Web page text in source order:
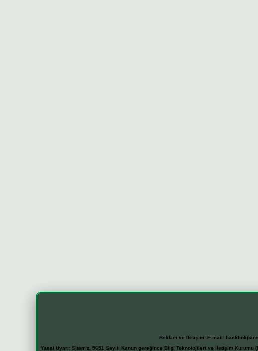
Reklam ve İletişim: E-mail:
Yasal Uyarı:Sitemiz, 5651 Sayılı Kanun gereğince Bilgi Teknolojileri ve İletişim Kurumu